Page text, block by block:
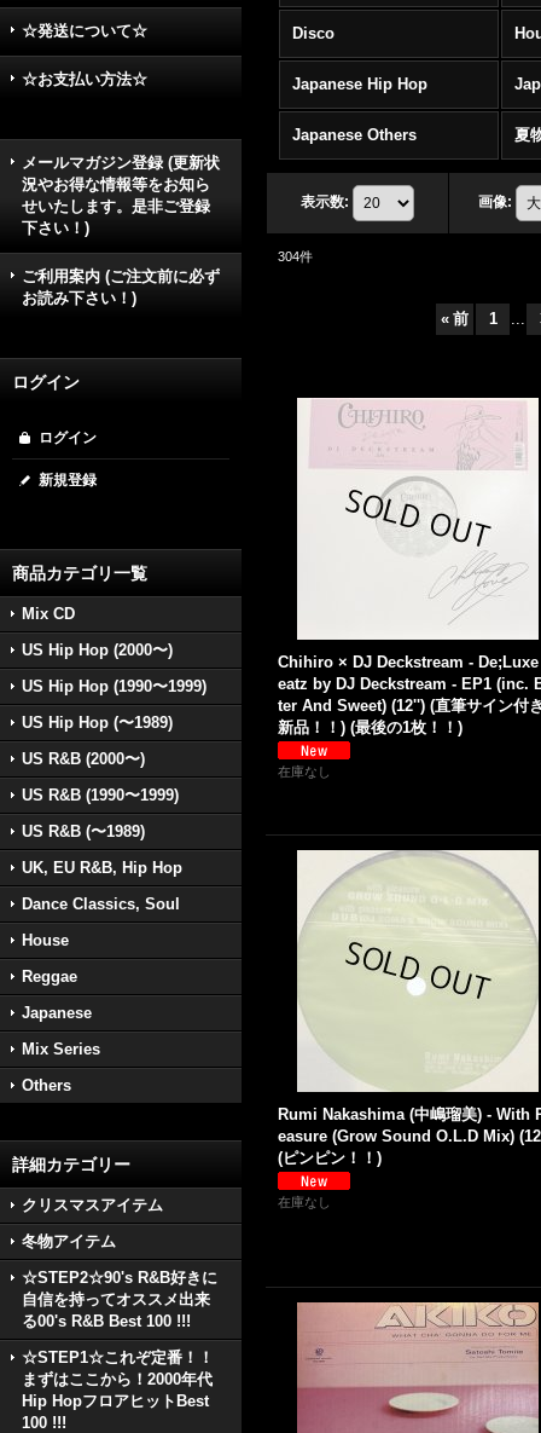
☆発送について☆
☆お支払い方法☆
メールマガジン登録 (更新状
況やお得な情報等をお知ら
せいたします。是非ご登録
下さい！)
ご利用案内 (ご注文前に必ず
お読み下さい！)
ログイン
ログイン
新規登録
商品カテゴリ一覧
Mix CD
US Hip Hop (2000〜)
US Hip Hop (1990〜1999)
US Hip Hop (〜1989)
US R&B (2000〜)
US R&B (1990〜1999)
US R&B (〜1989)
UK, EU R&B, Hip Hop
Dance Classics, Soul
House
Reggae
Japanese
Mix Series
Others
詳細カテゴリー
クリスマスアイテム
冬物アイテム
☆STEP2☆90's R&B好きに
自信を持ってオススメ出来
る00's R&B Best 100 !!!
☆STEP1☆これぞ定番！！
まずはここから！2000年代
Hip HopフロアヒットBest
100 !!!
Disco
Japanese Hip Hop
Japanese Others 夏
表示数: 画像:
304件
« 前 1 ...
Chihiro × DJ Deckstream -
eatz by DJ Deckstream - EP1 (inc.
ter And Sweet) (12'') (直筆サイン付
新品！！) (最後の1枚！！)
在庫なし
Rumi Nakashima (中嶋瑠美) - With
easure (Grow Sound O.L.D Mix)
(ピンピン！！)
在庫なし